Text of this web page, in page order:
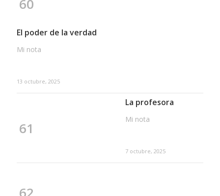
60
El poder de la verdad
Mi nota
13 octubre, 2025
61
La profesora
Mi nota
7 octubre, 2025